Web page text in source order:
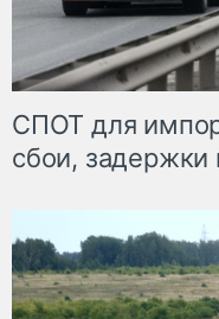
СПОТ для
сбои,